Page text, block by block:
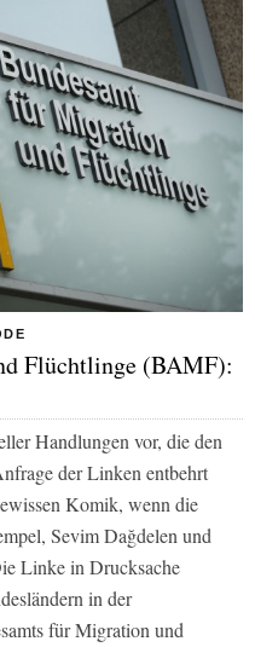
Flüchtlinge (BAMF):
Handlungen vor, die den
der Linken entbehrt
Komik, wenn die
Sevim Dağdelen und
Linke in Drucksache
in der
für Migration und